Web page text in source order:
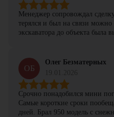
Менеджер сопровождал
терялся и был на связи можно
экскаватора до объекта была
ОБ
Олег Безматерных
Срочно понадобился мини
Самые короткие сроки
дней. Брал 950 модель с